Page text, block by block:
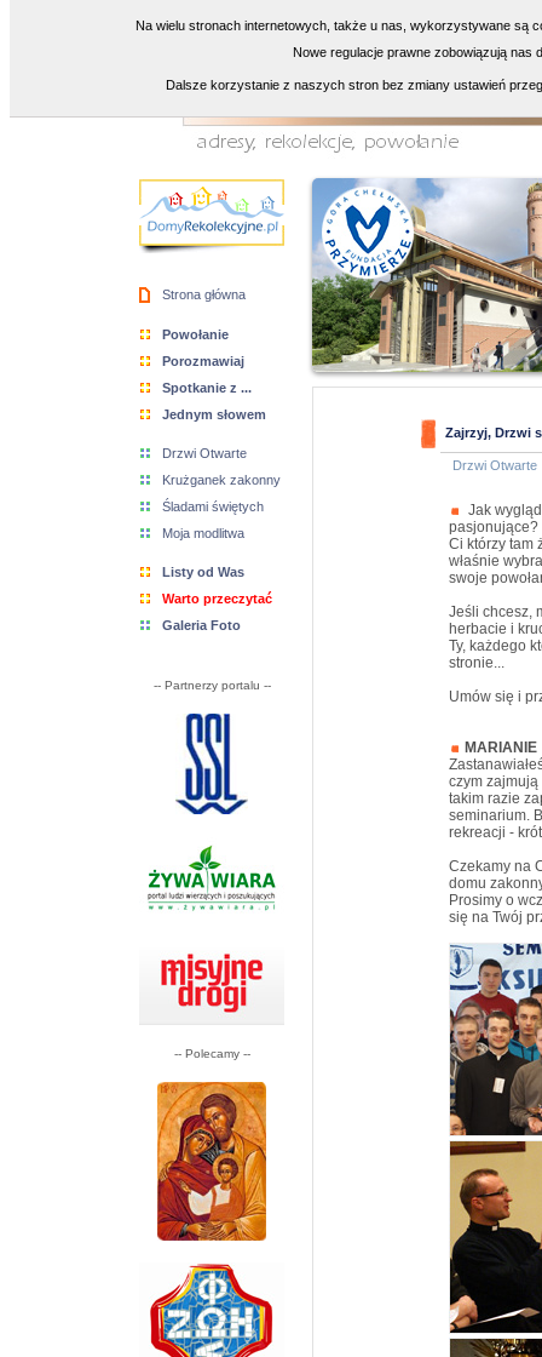
Strona główna
Powołanie
Porozmawiaj
Spotkanie z ...
Jednym słowem
Drzwi Otwarte
Krużganek zakonny
Śladami świętych
Moja modlitwa
Listy od Was
Warto przeczytać
Galeria Foto
-- Partnerzy portalu --
-- Polecamy --
Zajrzyj, Drzwi
Drzwi Otwarte
Jak
pasjonujące?
Ci którzy tam
właśnie
swoje
Jeśli chcesz,
herbacie i
Ty, każdego
stronie...
Umów się i
MARIANIE
czym
takim razie
seminarium.
rekreacji -
Czekamy na
domu
Prosimy o
się na Twój
Na wielu stronach internetowych, także u nas, wykorzystywane są
Nowe regulacje prawne zobowiązują nas
Dalsze korzystanie z naszych stron bez zmiany ustawień